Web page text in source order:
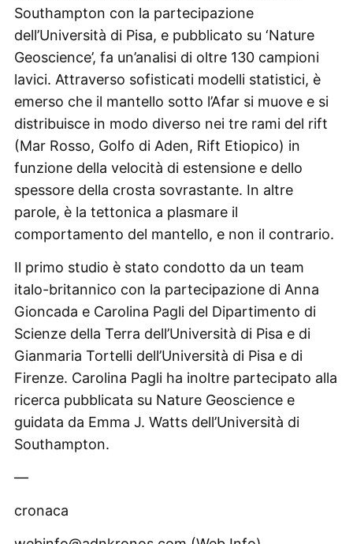
Southampton con la partecipazione
dell’Università di Pisa, e pubblicato su ‘Nature
Geoscience’, fa un’analisi di oltre 130 campioni
lavici. Attraverso sofisticati modelli statistici, è
emerso che il mantello sotto l’Afar si muove e si
distribuisce in modo diverso nei tre rami del rift
(Mar Rosso, Golfo di Aden, Rift Etiopico) in
funzione della velocità di estensione e dello
spessore della crosta sovrastante. In altre
parole, è la tettonica a plasmare il
comportamento del mantello, e non il contrario.
Il primo studio è stato condotto da un team
italo-britannico con la partecipazione di Anna
Gioncada e Carolina Pagli del Dipartimento di
Scienze della Terra dell’Università di Pisa e di
Gianmaria Tortelli dell’Università di Pisa e di
Firenze. Carolina Pagli ha inoltre partecipato alla
ricerca pubblicata su Nature Geoscience e
guidata da Emma J. Watts dell’Università di
Southampton.
—
cronaca